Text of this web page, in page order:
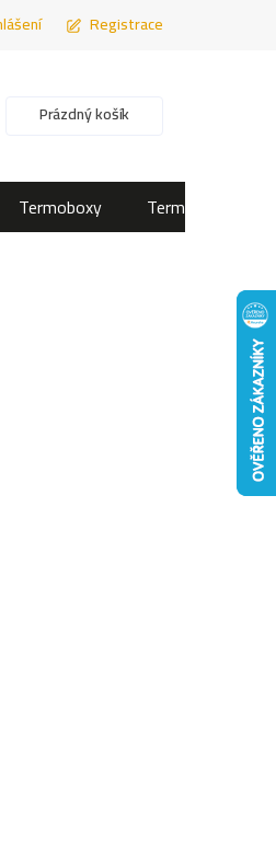
Registrace
Nákupní košík
Prázdný košík
Termoboxy Termotašky